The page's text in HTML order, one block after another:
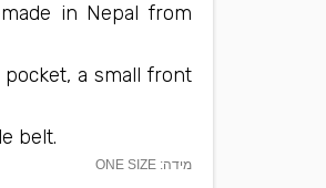
in Nepal from
a small front
belt.
מידה: ONE SIZE